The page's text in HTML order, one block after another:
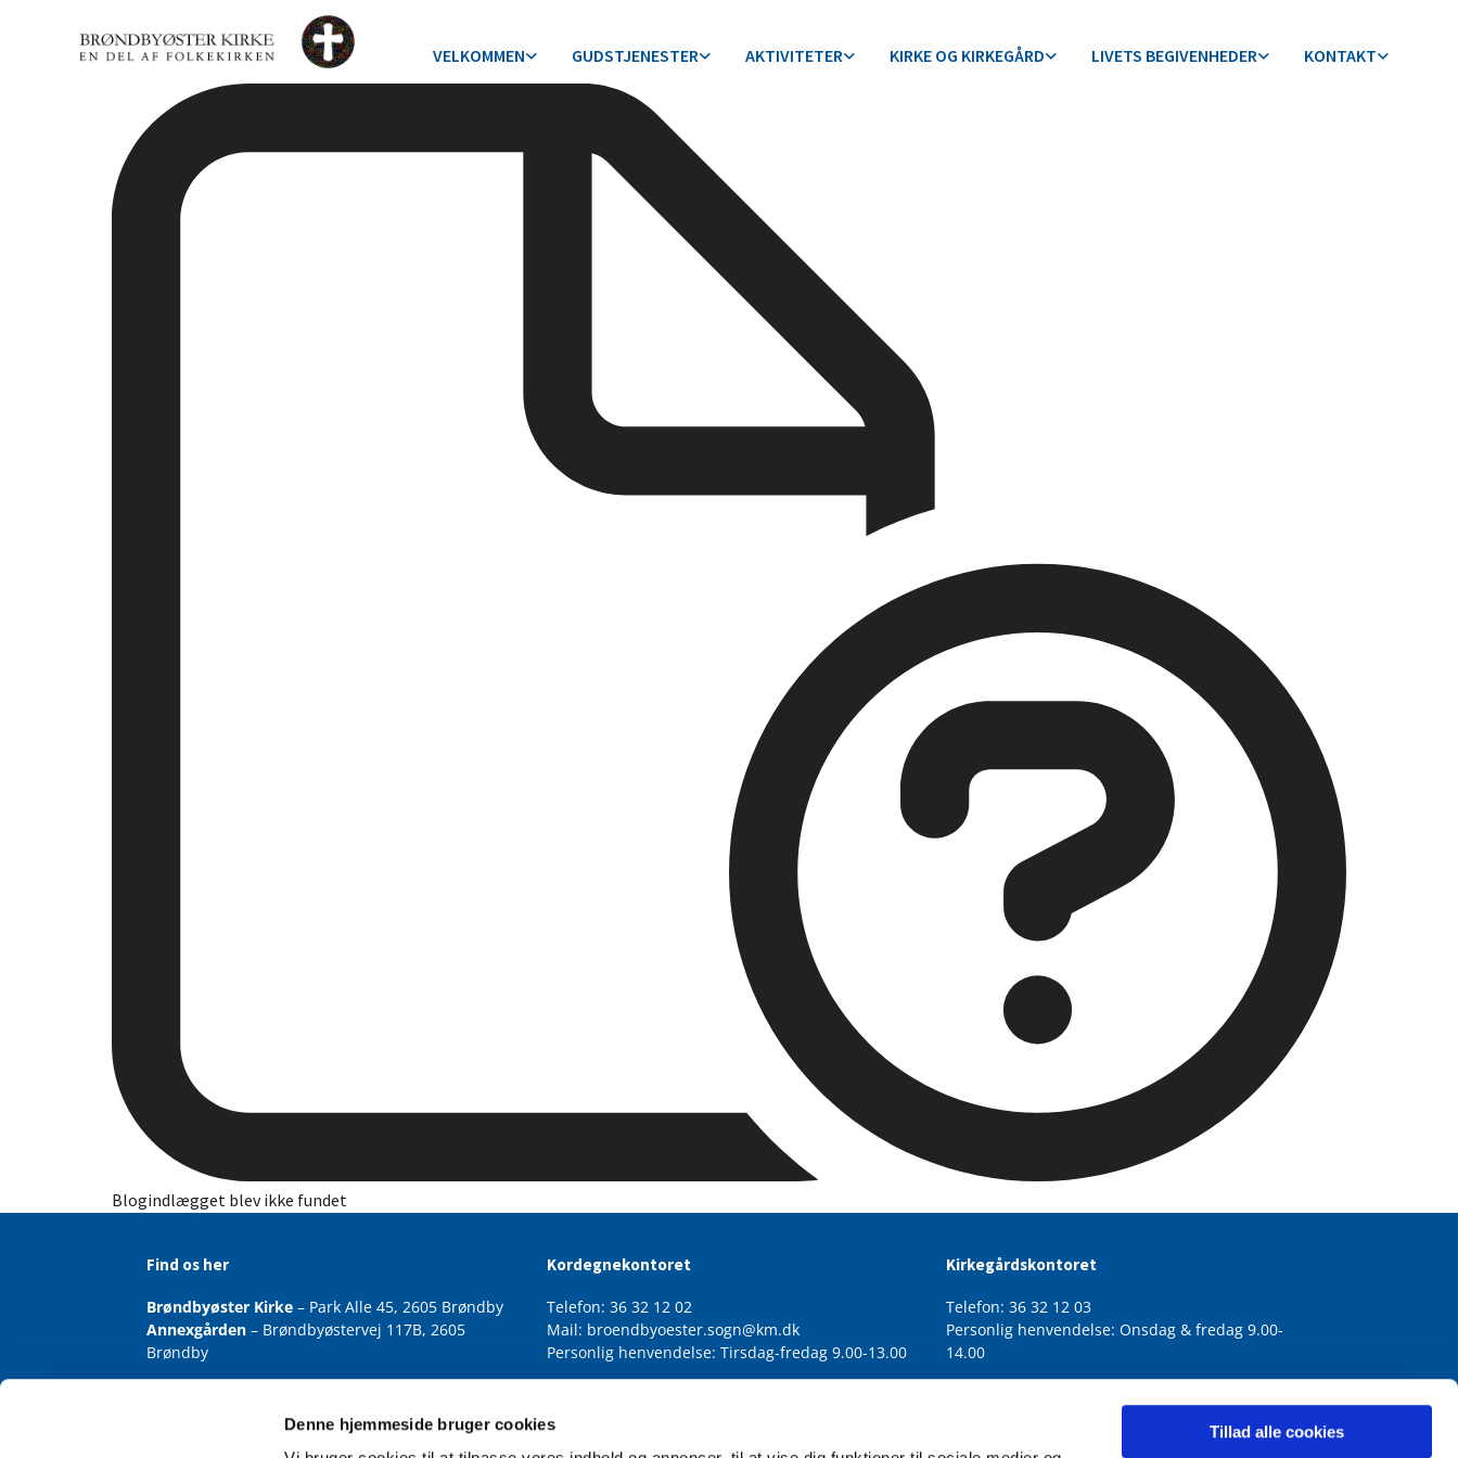
Denne hjemmeside bruger cookies
Tillad alle cookies
VELKOMMEN GUDSTJENESTER AKTIVITETER KIRKE OG KIRKEGÅRD LIVETS BEGIVENHEDER KONTAKT
Blogindlægget blev ikke fundet
Find os her
Brøndbyøster Kirke – Park Alle 45, 2605 Brøndby
Annexgården – Brøndbyøstervej 117B, 2605
Brøndby
Kordegnekontoret
Telefon: 36 32 12 02
Mail: broendbyoester.sogn@km.dk
Personlig henvendelse: Tirsdag-fredag 9.00-13.00
Kirkegårdskontoret
Telefon: 36 32 12 03
Personlig henvendelse: Onsdag & fredag 9.00-
14.00